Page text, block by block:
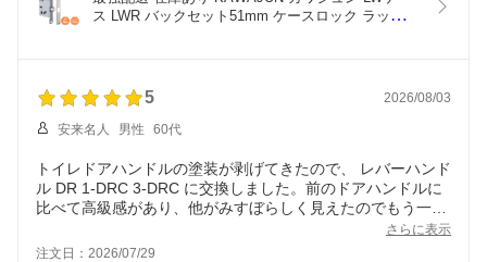
ス LWR バックセット51mm ケースロック ラッチ
5 2026/08/03
安来名人 男性 60代
トイレドアハンドルの塗装が剥げてきたので、 レバーハンド
ル DR 1-DRC 3-DRC に交換しました。前のドアハンドルに
比べて高級感があり、他がみすぼらしく見えたのでもう一個
注文してリビングドアも交換しました。交換も簡単にでき満
さらに表示
注文日：2026/07/29